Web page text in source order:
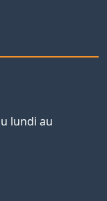
lundi au